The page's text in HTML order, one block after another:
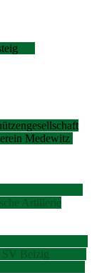
König
Medewitz
1861
SV Belzig